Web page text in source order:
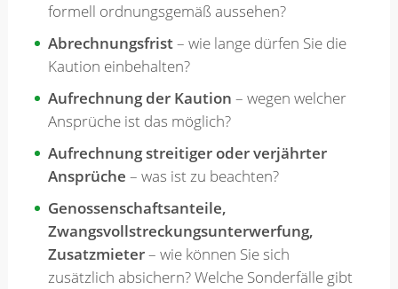
formell ordnungsgemäß aussehen?
Abrechnungsfrist– wie lange dürfen Sie die
Kaution einbehalten?
Aufrechnung der Kaution – wegen welcher
Ansprüche ist das möglich?
Aufrechnung streitiger oder verjährter
Ansprüche – was ist zu beachten?
Genossenschaftsanteile,
Zwangsvollstreckungsunterwerfung,
Zusatzmieter– wie können Sie sich
zusätzlich absichern? Welche Sonderfälle gibt